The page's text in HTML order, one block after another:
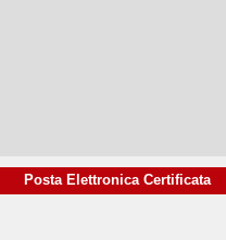
Posta Elettronica Certificata|